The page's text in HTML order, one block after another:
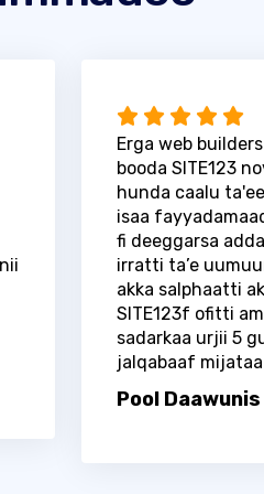
Erga web
booda SITE123
hunda caalu
isaa
fi deeggarsa
irratti ta’e
akka salphaatti
SITE123f ofitti
sadarkaa urjii 5
jalqabaaf
Pool Daawunis